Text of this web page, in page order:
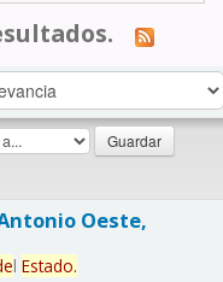
Oeste,
l Estado.